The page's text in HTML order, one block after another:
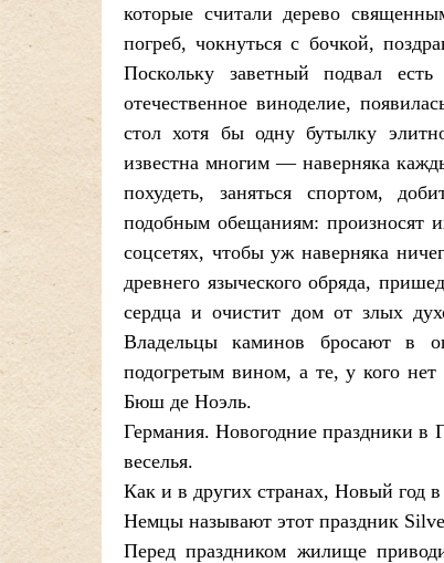
которые считали дерево
погреб, чокнуться с бочкой,
Поскольку заветный подвал
отечественное виноделие,
стол хотя бы одну бутылку
известна многим — наверняка
похудеть, заняться спортом,
подобным обещаниям: произносят
соцсетях, чтобы уж наверняка
древнего языческого обряда,
сердца и очистит дом от злых
Владельцы каминов бросают в
подогретым вином, а те, у кого
Бюш де Ноэль.
Германия. Новогодние праздники в
веселья.
Как и в других странах, Новый год
Немцы называют этот праздник
Перед праздником жилище